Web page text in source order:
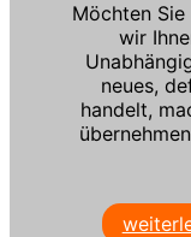
Möchten
wir
neues,
handelt,